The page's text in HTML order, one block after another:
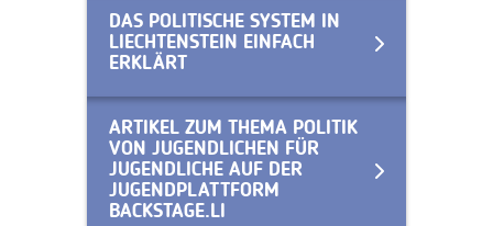
DAS POLITISCHE SYSTEM IN
LIECHTENSTEIN EINFACH
ERKLÄRT
ARTIKEL ZUM THEMA POLITIK
VON JUGENDLICHEN FÜR
JUGENDLICHE AUF DER
JUGENDPLATTFORM
BACKSTAGE.LI